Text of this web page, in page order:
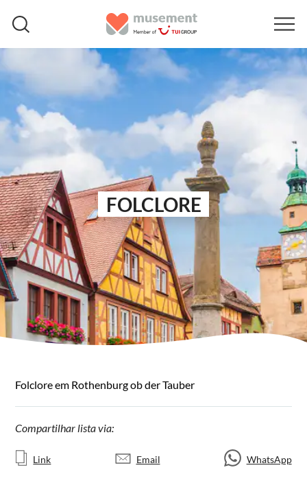
FOLCLORE
Folclore em Rothenburg ob der Tauber
Compartilhar lista via:
Link Email WhatsApp